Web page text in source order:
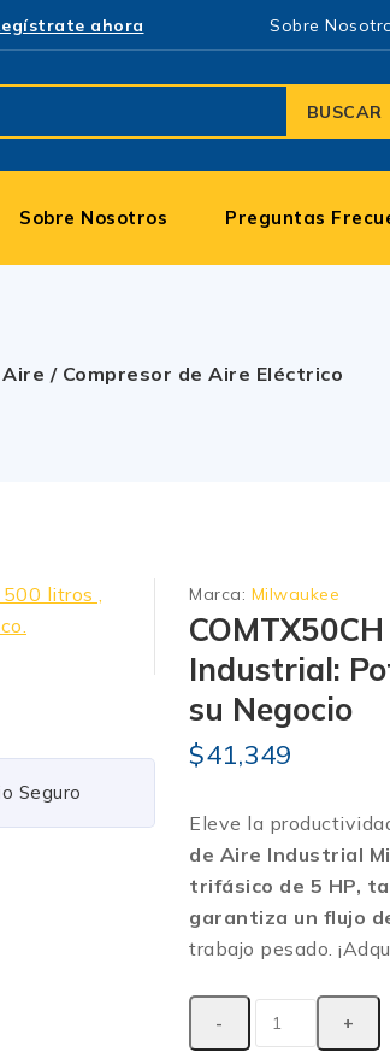
ahora Sobre
BUSCAR
Sobre Nosotros Preguntas
/ Compresor de Aire Eléctrico
Shipping
Marca: Milwaukee
Industrial:
su Negocio
$41,349
Eleve la
de Aire Industrial
trifásico de 5 HP,
garantiza un flujo
trabajo pesado.